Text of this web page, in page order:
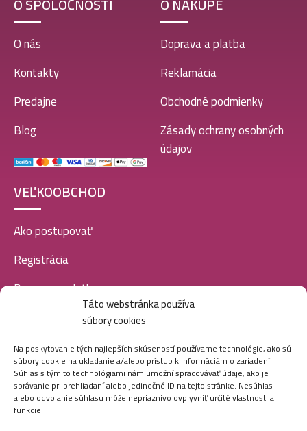
Táto webstránka používa
súbory cookies
Na poskytovanie tých najlepších skúseností používame technológie, ako sú
súbory cookie na ukladanie a/alebo prístup k informáciám o zariadení.
Súhlas s týmito technológiami nám umožní spracovávať údaje, ako je
správanie pri prehliadaní alebo jedinečné ID na tejto stránke. Nesúhlas
alebo odvolanie súhlasu môže nepriaznivo ovplyvniť určité vlastnosti a
funkcie.
O nás
Kontakty
Predajne
Blog
Doprava a platba
Reklamácia
Obchodné podmienky
Zásady ochrany osobných
údajov
VEĽKOOBCHOD
Ako postupovať
Registrácia
Doprava a platba
SOCIÁLNE SIETE